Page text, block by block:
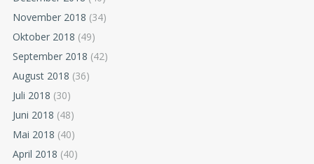
November 2018 (34)
Oktober 2018 (49)
September 2018 (42)
August 2018 (36)
Juli 2018 (30)
Juni 2018 (48)
Mai 2018 (40)
April 2018 (40)